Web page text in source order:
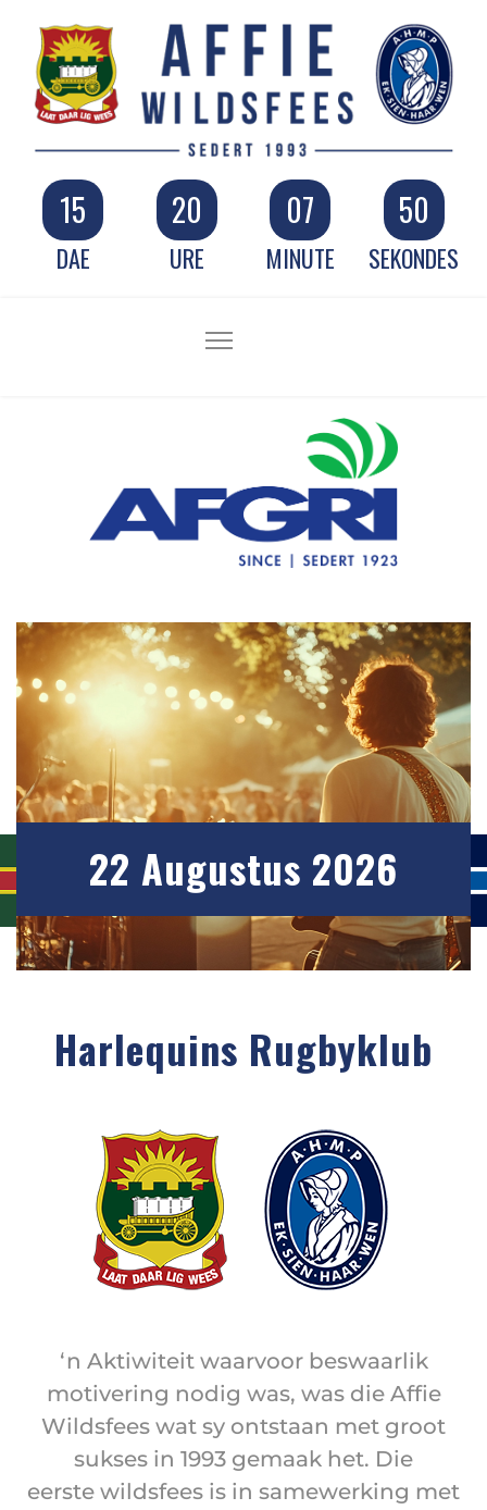
15
DAE
20
URE
07
MINUTE
49
SEKONDES
22 Augustus 2026
Harlequins Rugbyklub
‘n Aktiwiteit waarvoor beswaarlik
motivering nodig was, was die Affie
Wildsfees wat sy ontstaan met groot
sukses in 1993 gemaak het. Die
eerste wildsfees is in samewerking met